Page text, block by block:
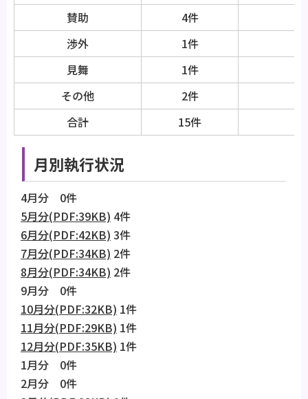
賛助
4件
渉外
1件
見舞
1件
その他
2件
合計
15件
月別執行状況
4月分 0件
5月分(PDF:39KB) 4件
6月分(PDF:42KB) 3件
7月分(PDF:34KB) 2件
8月分(PDF:34KB) 2件
9月分 0件
10月分(PDF:32KB) 1件
11月分(PDF:29KB) 1件
12月分(PDF:35KB) 1件
1月分 0件
2月分 0件